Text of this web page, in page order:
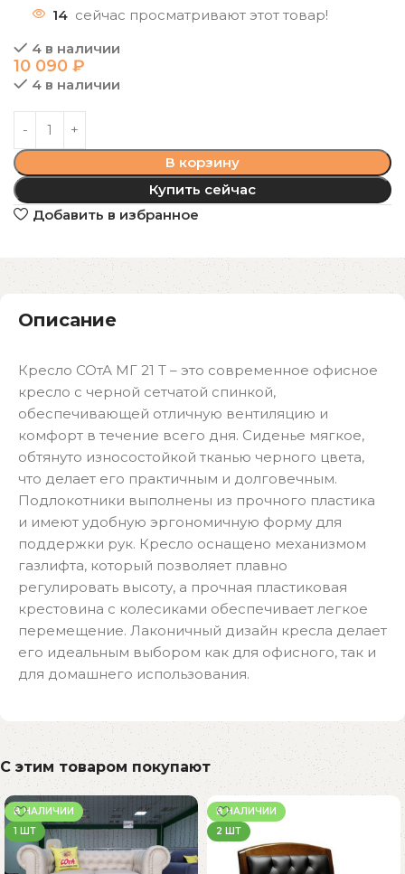
14 сейчас просматривают этот товар!
4 в наличии
10 090 ₽
4 в наличии
В корзину
Купить сейчас
Добавить в избранное
Описание
Кресло СОтА МГ 21 T – это современное офисное
кресло с черной сетчатой спинкой,
обеспечивающей отличную вентиляцию и
комфорт в течение всего дня. Сиденье мягкое,
обтянуто износостойкой тканью черного цвета,
что делает его практичным и долговечным.
Подлокотники выполнены из прочного пластика
и имеют удобную эргономичную форму для
поддержки рук. Кресло оснащено механизмом
газлифта, который позволяет плавно
регулировать высоту, а прочная пластиковая
крестовина с колесиками обеспечивает легкое
перемещение. Лаконичный дизайн кресла делает
его идеальным выбором как для офисного, так и
для домашнего использования.
С этим товаром покупают
В НАЛИЧИИ
1 ШТ
В НАЛИЧИИ
2 ШТ